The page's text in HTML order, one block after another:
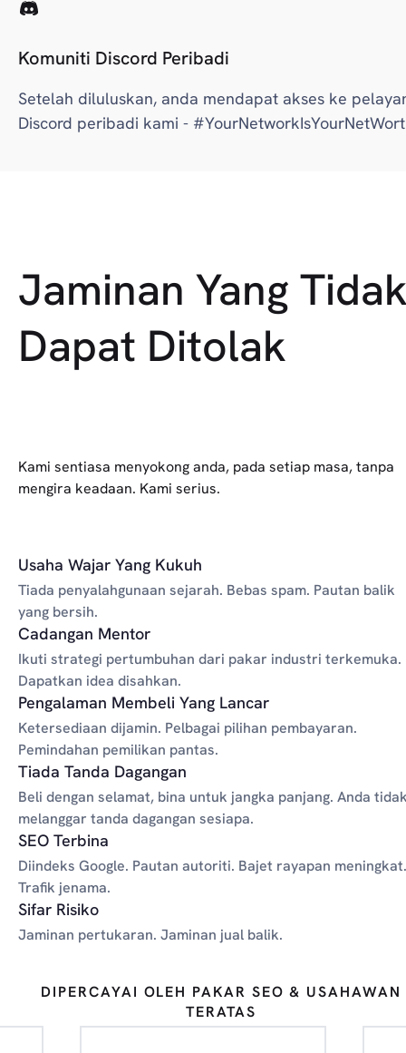
Komuniti Discord Peribadi
Setelah diluluskan, anda mendapat akses ke
Discord peribadi kami -
Jaminan Yang
Dapat Ditolak
Kami sentiasa menyokong anda, pada setiap masa, tanpa
mengira keadaan. Kami serius.
Usaha Wajar Yang Kukuh
Tiada penyalahgunaan sejarah. Bebas spam. Pautan balik
yang bersih.
Cadangan Mentor
Ikuti strategi pertumbuhan dari pakar industri terkemuka.
Dapatkan idea disahkan.
Pengalaman Membeli Yang Lancar
Ketersediaan dijamin. Pelbagai pilihan pembayaran.
Pemindahan pemilikan pantas.
Tiada Tanda Dagangan
Beli dengan selamat, bina untuk jangka panjang. Anda
melanggar tanda dagangan sesiapa.
SEO Terbina
Diindeks Google. Pautan autoriti. Bajet rayapan meningkat.
Trafik jenama.
Sifar Risiko
Jaminan pertukaran. Jaminan jual balik.
DIPERCAYAI OLEH PAKAR SEO & USAHAWAN
TERATAS